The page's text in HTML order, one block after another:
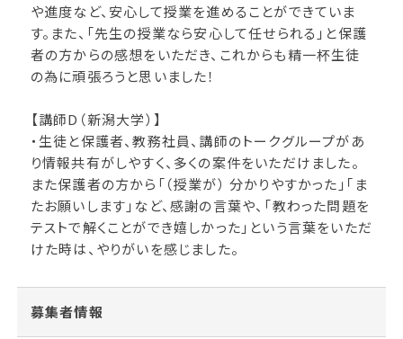
や進度など、安心して授業を進めることができていま
す。また、「先生の授業なら安心して任せられる」と保護
者の方からの感想をいただき、これからも精一杯生徒
の為に頑張ろうと思いました！
【講師D（新潟大学）】
・生徒と保護者、教務社員、講師のトークグループがあ
り情報共有がしやすく、多くの案件をいただけました。
また保護者の方から「（授業が） 分かりやすかった」｢ま
たお願いします｣など、感謝の言葉や、「教わった問題を
テストで解くことができ嬉しかった」という言葉をいただ
けた時は、やりがいを感じました。
募集者情報